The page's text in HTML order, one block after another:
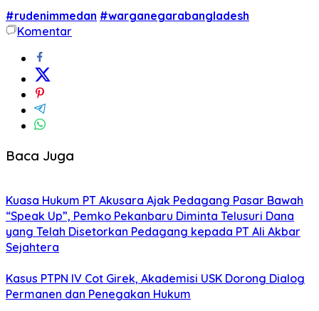
#rudenimmedan #warganegarabangladesh
Komentar
Baca Juga
Kuasa Hukum PT Akusara Ajak Pedagang Pasar Bawah
“Speak Up”, Pemko Pekanbaru Diminta Telusuri Dana
yang Telah Disetorkan Pedagang kepada PT Ali Akbar
Sejahtera
Kasus PTPN IV Cot Girek, Akademisi USK Dorong Dialog
Permanen dan Penegakan Hukum